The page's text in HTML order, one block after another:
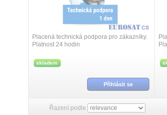
Placená technická podpora pro zákazníky.
Platnost 24 hodin
skladem
Přihlásit se
Řazení podle